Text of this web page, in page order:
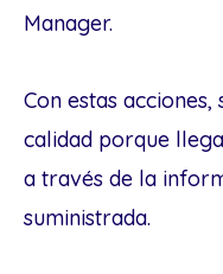
Manager.
Con estas
calidad porque
a través de la
suministrada.